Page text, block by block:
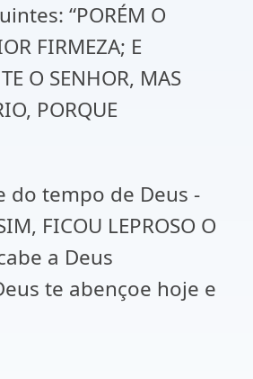
“PORÉM O
FIRMEZA; E
O SENHOR, MAS
PORQUE
do tempo de Deus -
FICOU LEPROSO O
a Deus
te abençoe hoje e